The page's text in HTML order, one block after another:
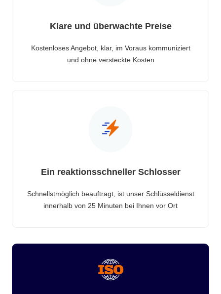
Klare und überwachte Preise
Kostenloses Angebot, klar, im Voraus kommuniziert
und ohne versteckte Kosten
Ein reaktionsschneller Schlosser
Schnellstmöglich beauftragt, ist unser Schlüsseldienst
innerhalb von 25 Minuten bei Ihnen vor Ort